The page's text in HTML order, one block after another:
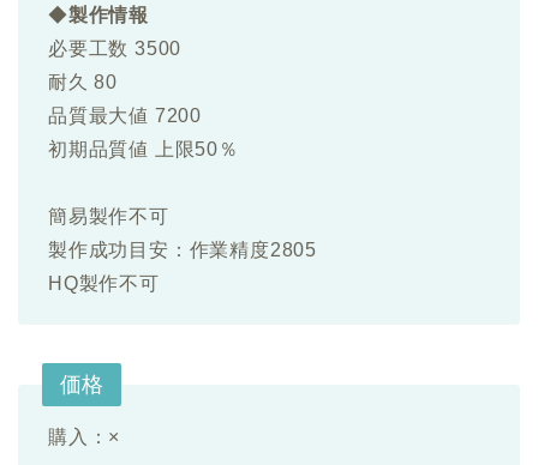
◆製作情報
必要工数 3500
耐久 80
品質最大値 7200
初期品質値 上限50％
簡易製作不可
製作成功目安：作業精度2805
HQ製作不可
価格
購入：×